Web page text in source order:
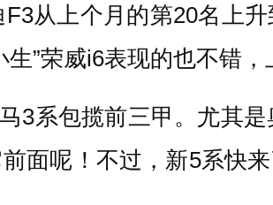
F3从上个月的第20名上
生”荣威i6表现的也不错，
3系包揽前三甲。尤其
面呢！不过，新5系快